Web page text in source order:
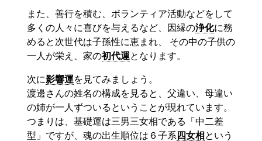
また、善行を積む、ボランティア活動などをして
多くの人々に喜びを与えるなど、因縁の浄化に務
めると次世代は子孫性に恵まれ、 その中の子供の
一人が栄え、家の初代運となります。
次に影響運を見てみましょう。
渡邊さんの姓名の構成を見ると、父違い、母違い
の姉が一人ずついるということが現れています。
つまりは、基礎運は三男三女相である「中二差
型」ですが、魂の出生順位は６子系 四女相 という